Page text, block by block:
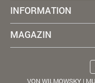
INFORMATION
MAGAZIN
VON WILMOWSKY |